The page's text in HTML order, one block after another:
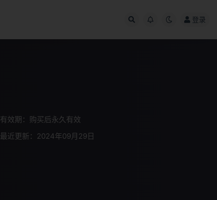
登录
有效期：购买后永久有效
最近更新：2024年09月29日